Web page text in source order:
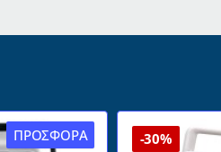
LA
ΠΡΟΣΦΟΡΆ -30%